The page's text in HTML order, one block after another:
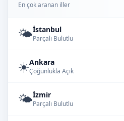
En çok aranan iller
🌤️İstanbul
Parçalı Bulutlu
☀️Ankara
Çoğunlukla Açık
🌤️İzmir
Parçalı Bulutlu